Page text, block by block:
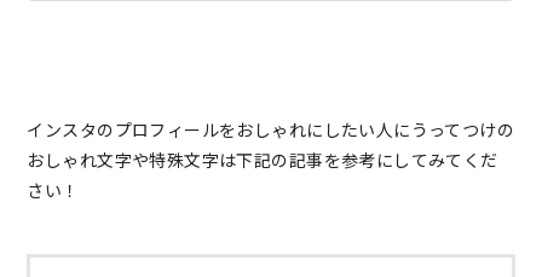
インスタのプロフィールをおしゃれにしたい人にうってつけの
おしゃれ文字や特殊文字は下記の記事を参考にしてみてくだ
さい！